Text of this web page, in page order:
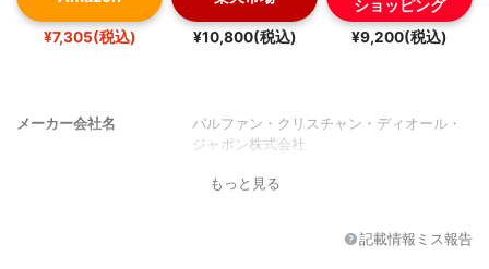
¥7,305(税込) ¥10,800(税込)
ショッピング
¥9,200(税込)
メーカー会社名
パルファン・クリスチャン・ディオール・
ジャポン株式会社
もっと見る
記載情報ミス報告